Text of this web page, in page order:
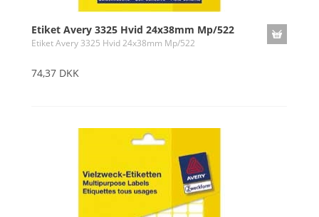
Etiket Avery 3325 Hvid 24x38mm Mp/522
Etiket Avery 3325 Hvid 24x38mm Mp/522
74,37 DKK